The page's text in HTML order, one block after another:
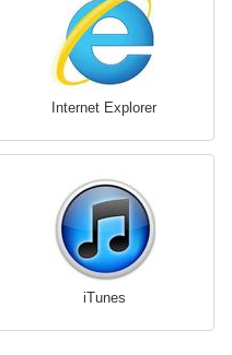
Internet Explorer
iTunes